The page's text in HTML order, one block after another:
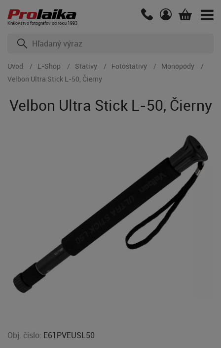
Kráľovstvo fotografov od roku 1993
Úvod E-Shop Statívy Fotostatívy
Monopody
Velbon Ultra Stick L-50, Čierny
Velbon Ultra Stick L-50, Čierny
Obj. čislo: E61PVEUSL50